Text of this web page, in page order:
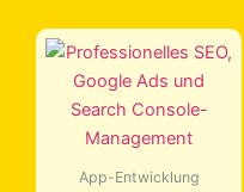
App-Entwicklung